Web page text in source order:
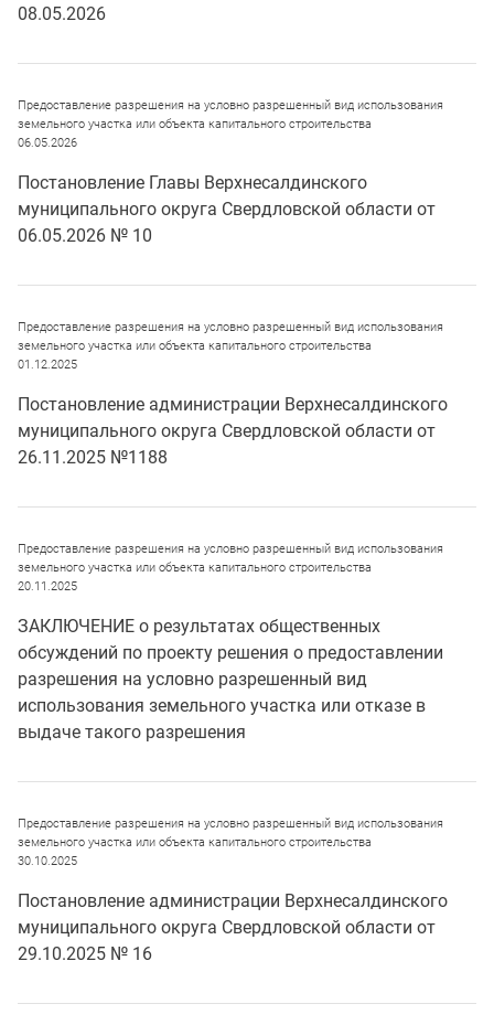
08.05.2026
Предоставление разрешения на условно разрешенный вид использования
земельного участка или объекта капитального строительства
06.05.2026
Постановление Главы Верхнесалдинского
муниципального округа Свердловской области от
06.05.2026 № 10
Предоставление разрешения на условно разрешенный вид использования
земельного участка или объекта капитального строительства
01.12.2025
Постановление администрации Верхнесалдинского
муниципального округа Свердловской области от
26.11.2025 №1188
Предоставление разрешения на условно разрешенный вид использования
земельного участка или объекта капитального строительства
20.11.2025
ЗАКЛЮЧЕНИЕ о результатах общественных
обсуждений по проекту решения о предоставлении
разрешения на условно разрешенный вид
использования земельного участка или отказе в
выдаче такого разрешения
Предоставление разрешения на условно разрешенный вид использования
земельного участка или объекта капитального строительства
30.10.2025
Постановление администрации Верхнесалдинского
муниципального округа Свердловской области от
29.10.2025 № 16